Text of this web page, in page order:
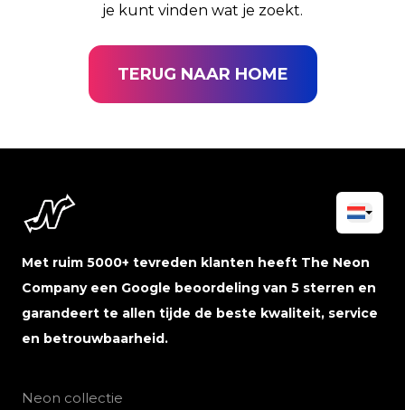
je kunt vinden wat je zoekt.
TERUG NAAR HOME
Met ruim 5000+ tevreden klanten heeft The Neon
Company een Google beoordeling van 5 sterren en
garandeert te allen tijde de beste kwaliteit, service
en betrouwbaarheid.
Neon collectie